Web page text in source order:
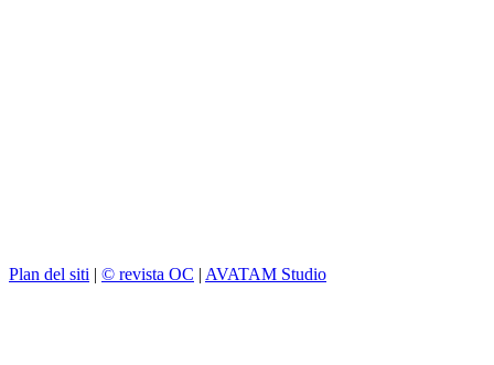
Plan del siti | © revista OC | AVATAM Studio